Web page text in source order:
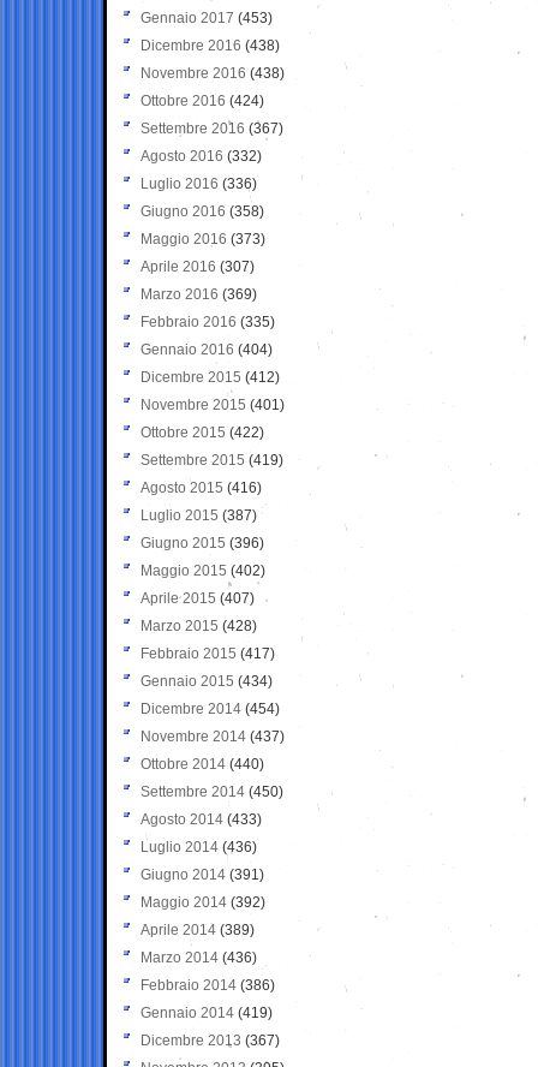
Gennaio 2017 (453)
Dicembre 2016 (438)
Novembre 2016 (438)
Ottobre 2016 (424)
Settembre 2016 (367)
Agosto 2016 (332)
Luglio 2016 (336)
Giugno 2016 (358)
Maggio 2016 (373)
Aprile 2016 (307)
Marzo 2016 (369)
Febbraio 2016 (335)
Gennaio 2016 (404)
Dicembre 2015 (412)
Novembre 2015 (401)
Ottobre 2015 (422)
Settembre 2015 (419)
Agosto 2015 (416)
Luglio 2015 (387)
Giugno 2015 (396)
Maggio 2015 (402)
Aprile 2015 (407)
Marzo 2015 (428)
Febbraio 2015 (417)
Gennaio 2015 (434)
Dicembre 2014 (454)
Novembre 2014 (437)
Ottobre 2014 (440)
Settembre 2014 (450)
Agosto 2014 (433)
Luglio 2014 (436)
Giugno 2014 (391)
Maggio 2014 (392)
Aprile 2014 (389)
Marzo 2014 (436)
Febbraio 2014 (386)
Gennaio 2014 (419)
Dicembre 2013 (367)